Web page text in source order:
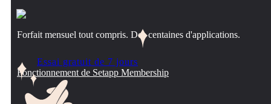
Forfait mensuel tout compris. Des centaines d'applications.
Essai gratuit de 7 jours
Fonctionnement de Setapp Membership